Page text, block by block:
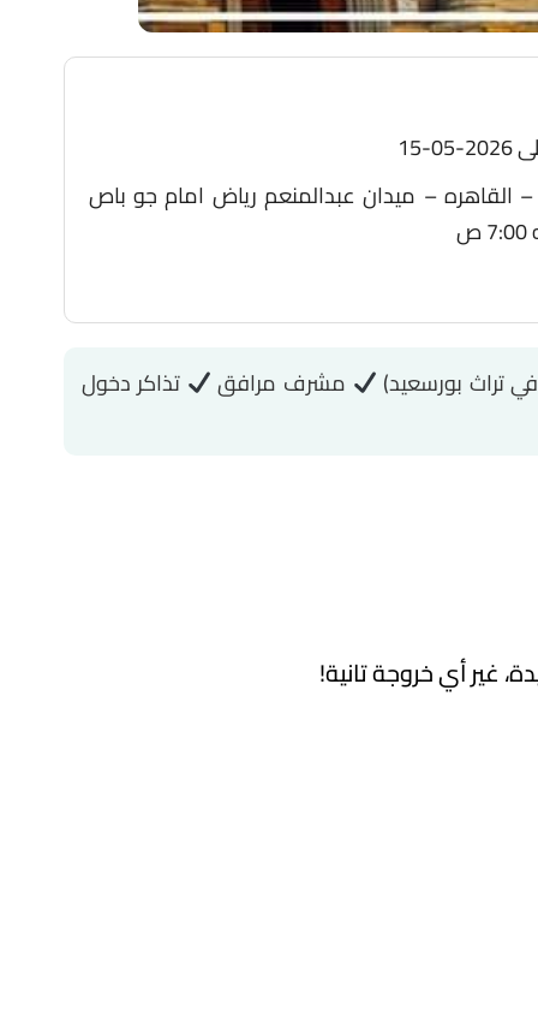
القاهره – ميدان عبدالمنعم رياض امام جو باص
تراث بورسعيد) مشرف مرافق
تذاكر دخول
غير أي خروجة تانية!